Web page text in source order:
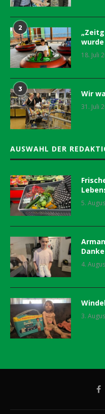
2
18. Juli
3 Wir
31. Juli
AUSWAHL DER
5.
4.
3.